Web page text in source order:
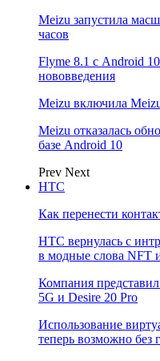
Meizu запустила
часов
Flyme 8.1 с Android
нововведения
Meizu включила
Meizu отказалась
базе Android 10
Prev Next
НТС
Как перенести
HTC вернулась с
в модные слова NFT
Компания
5G и Desire 20 Pro
Использование
теперь возможно без